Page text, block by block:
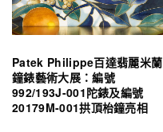
Patek Philippe百達翡麗米蘭
鐘錶藝術大展：編號
992/193J-001陀錶及編號
20179M-001拱頂枱鐘亮相